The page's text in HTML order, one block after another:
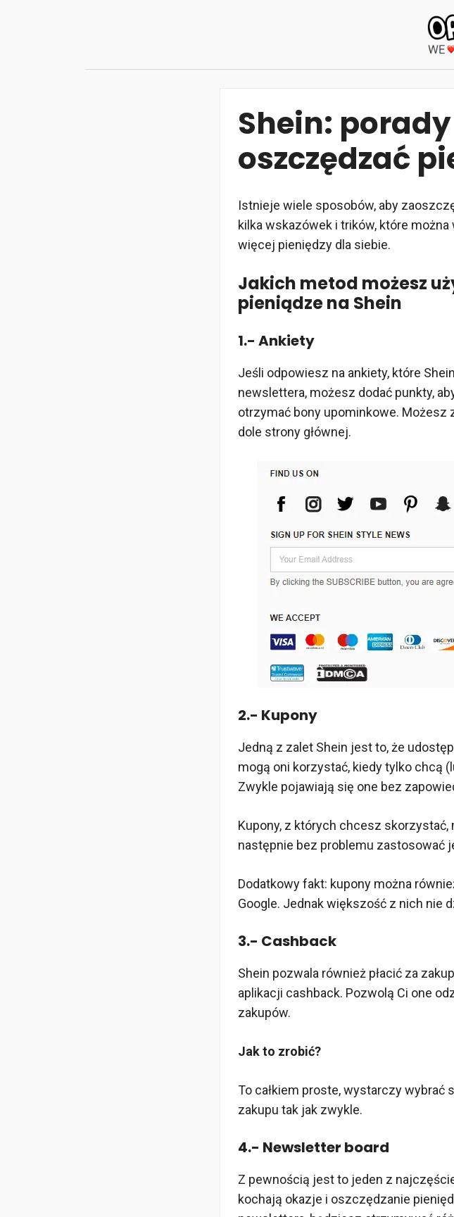
Shein:
oszczędzać
Istnieje wiele sposobów, aby
kilka wskazówek i trików, które
więcej pieniędzy dla siebie.
Jakich metod możesz
pieniądze na Shein
1.- Ankiety
Jeśli odpowiesz na ankiety, które
newslettera, możesz dodać punkty,
otrzymać bony upominkowe. Możesz
dole strony głównej.
2.- Kupony
Jedną z zalet Shein jest to, że
mogą oni korzystać, kiedy tylko chcą
Zwykle pojawiają się one bez
Kupony, z których chcesz skorzystać,
następnie bez problemu zastosować
Dodatkowy fakt: kupony można
Google. Jednak większość z nich nie
3.- Cashback
Shein pozwala również płacić za
aplikacji cashback. Pozwolą Ci one
zakupów.
Jak to zrobić?
To całkiem proste, wystarczy wybrać
zakupu tak jak zwykle.
4.- Newsletter board
Z pewnością jest to jeden z
kochają okazje i oszczędzanie